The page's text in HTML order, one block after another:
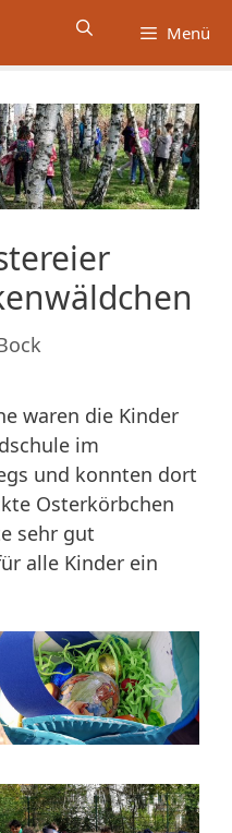
Menü
waren die Kinder
im
und konnten dort
Osterkörbchen
sehr gut
alle Kinder ein